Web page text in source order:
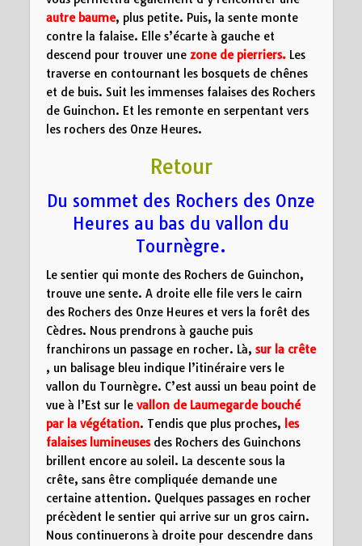
autre baume, plus petite. Puis, la sente monte
contre la falaise. Elle s’écarte à gauche et
descend pour trouver une zone de pierriers.Les
traverse en contournant les bosquets de chênes
et de buis. Suit les immenses falaises des Rochers
de Guinchon. Et les remonte en serpentant vers
les rochers des Onze Heures.
Retour
Du sommet des Rochers des Onze
Heures au bas du vallon du
Tournègre.
Le sentier qui monte des Rochers de Guinchon,
trouve une sente. A droite elle file vers le cairn
des Rochers des Onze Heures et vers la forêt des
Cèdres. Nous prendrons à gauche puis
franchirons un passage en rocher. Là, sur la crête
, un balisage bleu indique l’itinéraire vers le
vallon du Tournègre. C’est aussi un beau point de
vue à l’Est sur le vallon de Laumegarde bouché
par la végétation. Tendis que plus proches, les
falaises lumineuses des Rochers des Guinchons
brillent encore au soleil. La descente sous la
crête, sans être compliquée demande une
certaine attention. Quelques passages en rocher
précèdent le sentier qui arrive sur un gros cairn.
Nous continuerons à droite pour descendre dans